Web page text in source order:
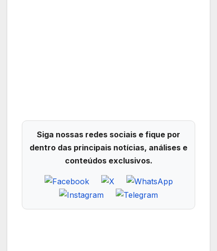
Siga nossas redes sociais e fique por
dentro das principais notícias, análises e
conteúdos exclusivos.